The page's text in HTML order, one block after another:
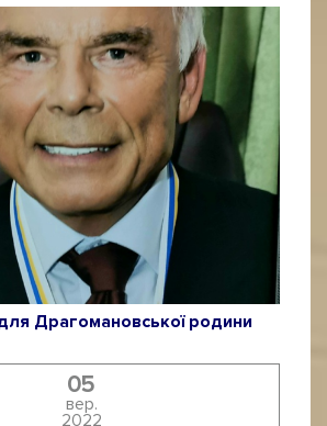
Драгомановської родини
05
вер.
2022